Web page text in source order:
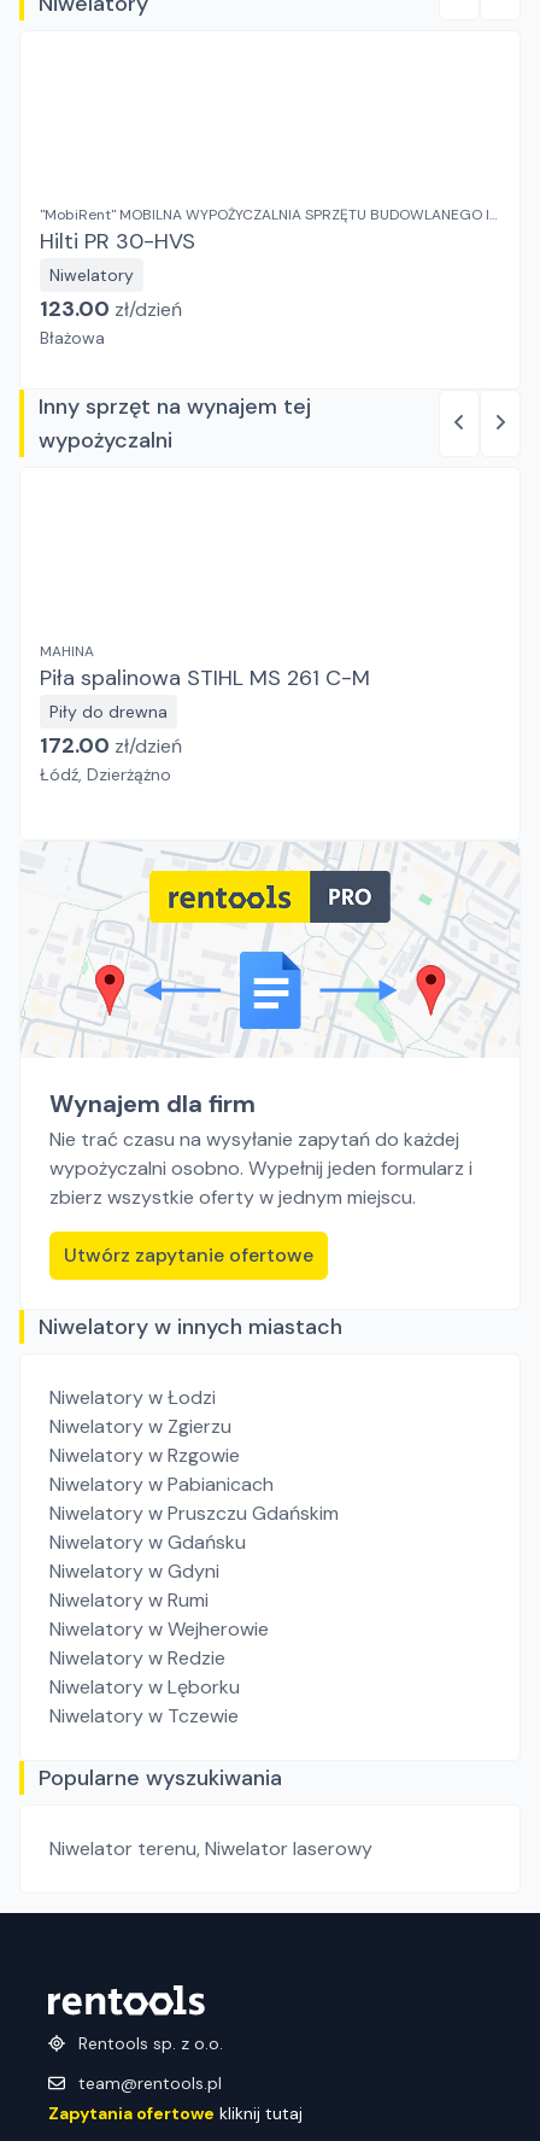
"MobiRent" MOBILNA WYPOŻYCZALNIA SPRZĘTU BUDOWLANEGO I
OGRODOWEGO Jaroslaw Rybka
Hilti PR 30-HVS
Niwelatory
123.00 zł/dzień
Błażowa
Inny sprzęt na wynajem tej
wypożyczalni
MAHINA
Piła spalinowa STIHL MS 261 C-M
Piły do drewna
172.00 zł/dzień
Łódź, Dzierżążno
Wynajem dla firm
Nie trać czasu na wysyłanie zapytań do każdej
wypożyczalni osobno. Wypełnij jeden formularz i
zbierz wszystkie oferty w jednym miejscu.
Utwórz zapytanie ofertowe
Niwelatory w innych miastach
Niwelatoryw Łodzi
Niwelatoryw Zgierzu
Niwelatoryw Rzgowie
Niwelatoryw Pabianicach
Niwelatoryw Pruszczu Gdańskim
Niwelatoryw Gdańsku
Niwelatoryw Gdyni
Niwelatoryw Rumi
Niwelatoryw Wejherowie
Niwelatoryw Redzie
Niwelatoryw Lęborku
Niwelatoryw Tczewie
Popularne wyszukiwania
Niwelator terenu,Niwelator laserowy
Rentools sp. z o.o.
team@rentools.pl
Zapytania ofertowe kliknij tutaj